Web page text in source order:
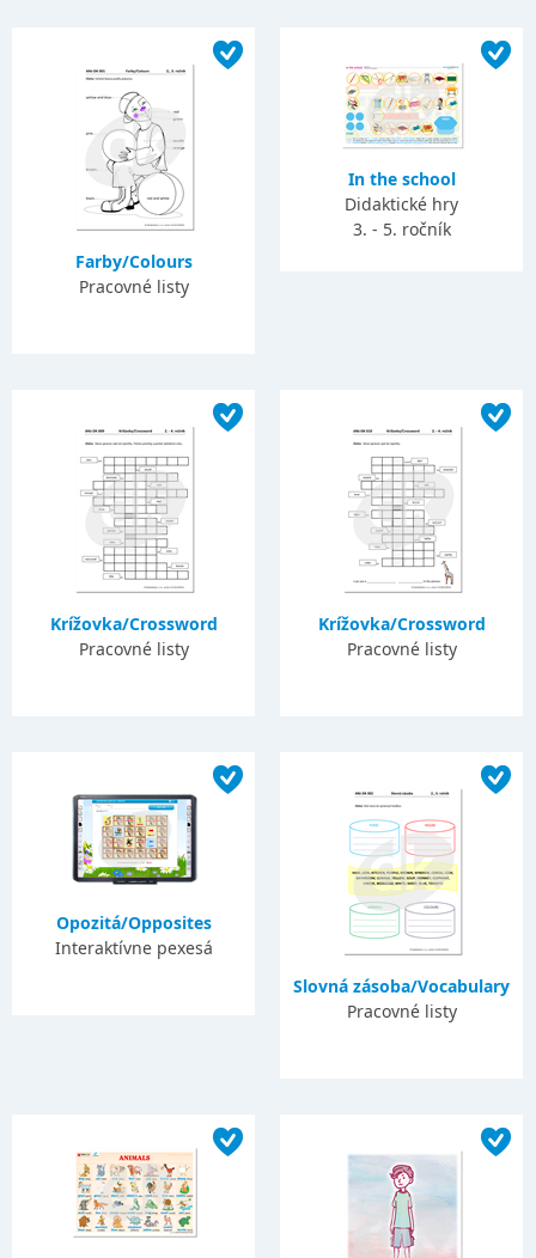
Farby/Colours
Pracovné listy
In the school
Didaktické hry
3. - 5. ročník
Krížovka/Crossword
Pracovné listy
Krížovka/Crossword
Pracovné listy
Opozitá/Opposites
Interaktívne pexesá
Slovná zásoba/Vocabulary
Pracovné listy